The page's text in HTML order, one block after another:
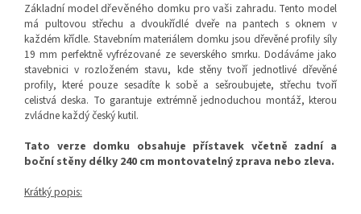
Základní model dřevěného domku pro vaši zahradu. Tento model
má pultovoustřechu a dvoukřídlé dveře na pantech s oknem v
každém křídle. Stavebním materiálem domku jsou dřevěné profily síly
19 mmperfektně vyfrézované ze severského smrku. Dodáváme jako
stavebnici v rozloženém stavu, kde stěny tvoří jednotlivé dřevěné
profily, které pouze sesadíte k sobě a sešroubujete, střechu tvoří
celistvá deska. To garantuje extrémně jednoduchou montáž, kterou
zvládne každý český kutil.
Tato verze domku obsahuje přístavek včetně zadní a
boční stěny délky 240 cm montovatelný zprava nebo zleva.
Krátký popis: